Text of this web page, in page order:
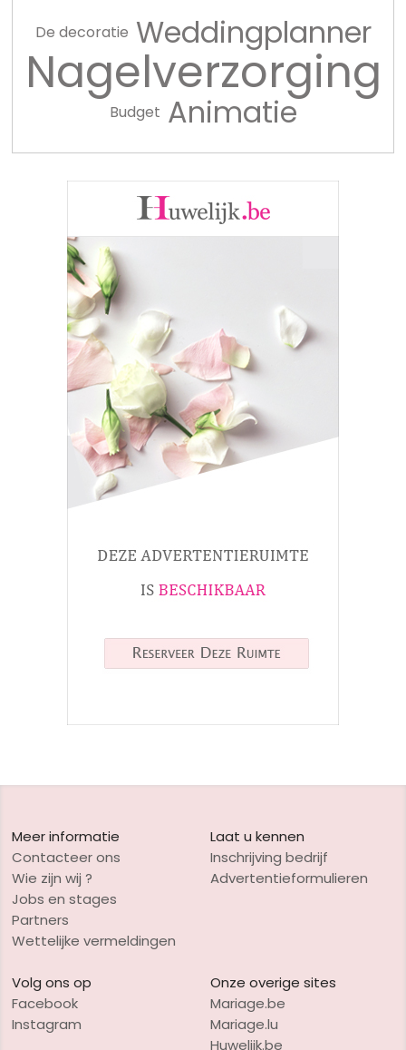
De decoratie Weddingplanner
Nagelverzorging
Budget Animatie
Meer informatie
Contacteer ons
Wie zijn wij ?
Jobs en stages
Partners
Wettelijke vermeldingen
Laat u kennen
Inschrijving bedrijf
Advertentieformulieren
Volg ons op
Facebook
Instagram
Onze overige sites
Mariage.be
Mariage.lu
Huwelijk.be